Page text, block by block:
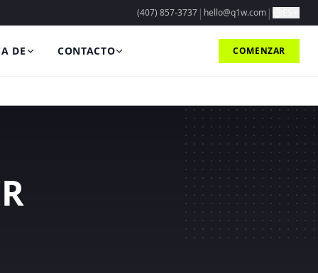
(407) 857-3737 | hello@q1w.com |
DE CONTACTO COMENZAR